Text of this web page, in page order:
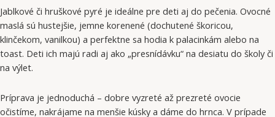
Jablkové či hruškové pyré je ideálne pre deti aj do pečenia. Ovocné
maslá sú hustejšie, jemne korenené (dochutené škoricou,
klinčekom, vanilkou) a perfektne sa hodia k palacinkám alebo na
toast. Deti ich majú radi aj ako „presnídávku“ na desiatu do školy či
na výlet.
Príprava je jednoduchá – dobre vyzreté až prezreté ovocie
očistíme, nakrájame na menšie kúsky a dáme do hrnca. V prípade